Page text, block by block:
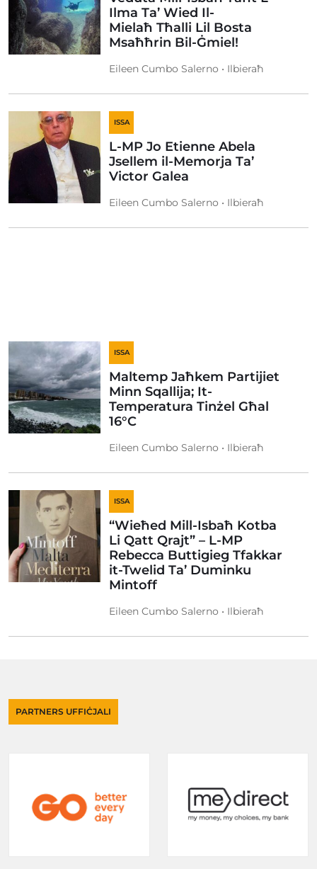
Ilma Ta’ Wied Il-
Mielaħ Tħalli Lil Bosta
Msaħħrin Bil-Ġmiel!
Eileen Cumbo Salerno • Ilbieraħ
ISSA
L-MP Jo Etienne Abela
Jsellem il-Memorja Ta’
Victor Galea
Eileen Cumbo Salerno • Ilbieraħ
ISSA
Maltemp Jaħkem Partijiet
Minn Sqallija; It-
Temperatura Tinżel Għal
16°C
Eileen Cumbo Salerno • Ilbieraħ
ISSA
“Wieħed Mill-Isbaħ Kotba
Li Qatt Qrajt” – L-MP
Rebecca Buttigieg Tfakkar
it-Twelid Ta’ Duminku
Mintoff
Eileen Cumbo Salerno • Ilbieraħ
PARTNERS UFFIĊJALI